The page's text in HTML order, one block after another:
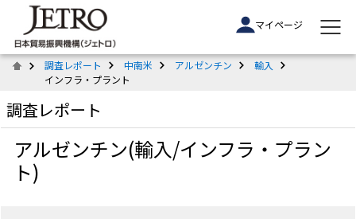
マイページ
調査レポート 中南米 アルゼンチン
輸入
インフラ・プラント
調査レポート
アルゼンチン(輸入/インフラ・プラン
ト)